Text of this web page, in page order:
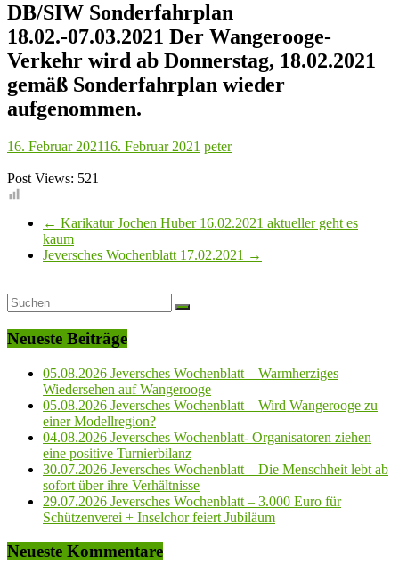
DB/SIW Sonderfahrplan
18.02.-07.03.2021 Der Wangerooge-
Verkehr wird ab Donnerstag, 18.02.2021
gemäß Sonderfahrplan wieder
aufgenommen.
16. Februar 202116. Februar 2021 peter
Post Views: 521
← Karikatur Jochen Huber 16.02.2021 aktueller geht es
kaum
Jeversches Wochenblatt 17.02.2021 →
Neueste Beiträge
05.08.2026 Jeversches Wochenblatt – Warmherziges
Wiedersehen auf Wangerooge
05.08.2026 Jeversches Wochenblatt – Wird Wangerooge zu
einer Modellregion?
04.08.2026 Jeversches Wochenblatt- Organisatoren ziehen
eine positive Turnierbilanz
30.07.2026 Jeversches Wochenblatt – Die Menschheit lebt ab
sofort über ihre Verhältnisse
29.07.2026 Jeversches Wochenblatt – 3.000 Euro für
Schützenverei + Inselchor feiert Jubiläum
Neueste Kommentare